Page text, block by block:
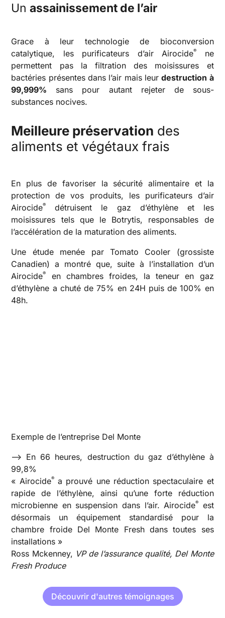
Unassainissement de l’air
Grace à leur technologie de bioconversion
catalytique, les purificateurs d’air Airocide®
ne
permettent pas la filtration des moisissures et
bactéries présentes dans l’air mais leurdestruction à
99,999% sans pour autant rejeter de sous-
substances nocives.
Meilleure préservation des
aliments et végétaux frais
En plus de favoriser la sécurité alimentaire et la
protection de vos produits, les purificateurs d’air
Airocide®
détruisent le gaz d’éthylène et les
moisissures tels que le Botrytis, responsables de
l’accélération de la maturation des aliments.
Une étude menée par Tomato Cooler (grossiste
Canadien) a montré que, suite à l’installation d’un
Airocide®
en chambres froides, la teneur en gaz
d’éthylène a chuté de 75% en 24H puis de 100% en
48h.
Exemple de l’entreprise Del Monte
—> En 66 heures, destruction du gaz d’éthylène à
99,8%
« Airocide®a prouvé une réduction spectaculaire et
rapide de l’éthylène, ainsi qu’une forte réduction
microbienne en suspension dans l’air. Airocide®
est
désormais un équipement standardisé pour la
chambre froide Del Monte Fresh dans toutes ses
installations »
Ross Mckenney, VP de l’assurance qualité, Del Monte
Fresh Produce
Découvrir d'autres témoignages